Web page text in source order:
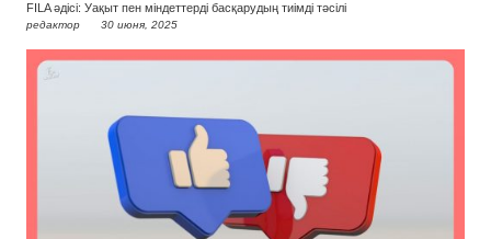
FILA әдісі: Уақыт пен міндеттерді басқарудың тиімді тәсілі
редактор 30 июня, 2025